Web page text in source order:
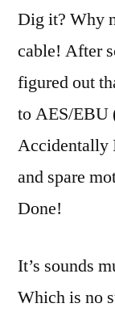
Dig it? Why
cable! After
figured out
to AES/EBU
Accidentally
and spare
Done!
It’s sounds
Which is no